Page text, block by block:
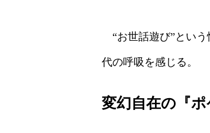
“お世話遊び”という
代の呼吸を感じる。
変幻自在の『ポ